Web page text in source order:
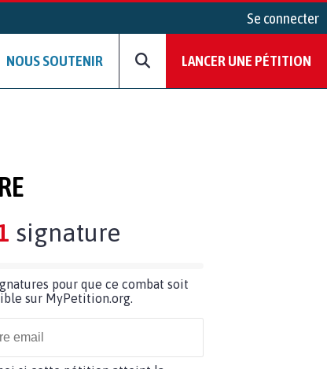
Se connecter
NOUS SOUTENIR LANCER UNE PÉTITION
signature
pour que ce combat soit
sur MyPetition.org.